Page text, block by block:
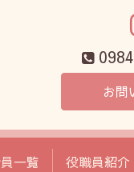
お問
一覧 役職員紹介